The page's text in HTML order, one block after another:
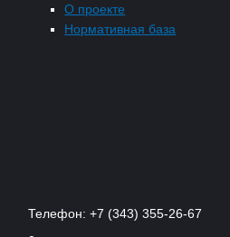
О проекте
Нормативная база
Телефон: +7 (343) 355-26-67